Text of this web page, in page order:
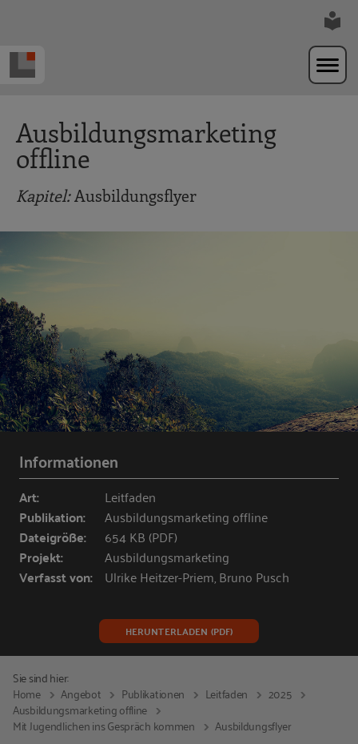
Ausbildungsmarketing
offline
Kapitel:Ausbildungsflyer
Informationen
Art: Leitfaden
Publikation: Ausbildungsmarketing offline
Dateigröße: 654 KB (PDF)
Projekt: Ausbildungsmarketing
Verfasst von: Ulrike Heitzer-Priem, Bruno Pusch
HERUNTERLADEN (PDF)
Sie sind hier:
Home
Angebot Publikationen Leitfaden
2025
Ausbildungsmarketing offline
Mit Jugendlichen ins Gespräch kommen
Ausbildungsflyer